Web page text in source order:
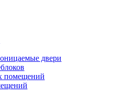
двери
помещений